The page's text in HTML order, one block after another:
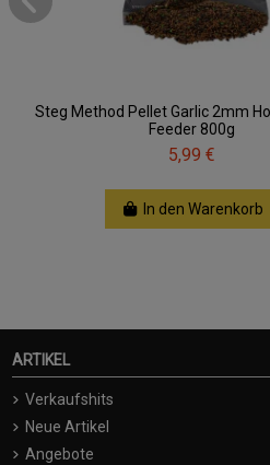
Steg Method Pellet Garlic 2mm
Feeder 800g
5,99 €
In den Warenkorb
ARTIKEL
Verkaufshits
Neue Artikel
Angebote